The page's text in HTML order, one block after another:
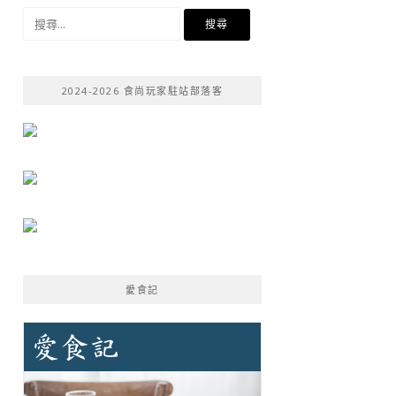
2024-2026 食尚玩家駐站部落客
愛食記